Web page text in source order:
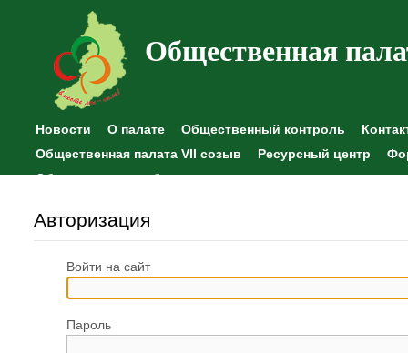
Общественная
Новости О палате Общественный контроль
Общественная палата VII созыв
Ресурсный центр
Общественные наблюдения
Авторизация
Войти на сайт
Пароль